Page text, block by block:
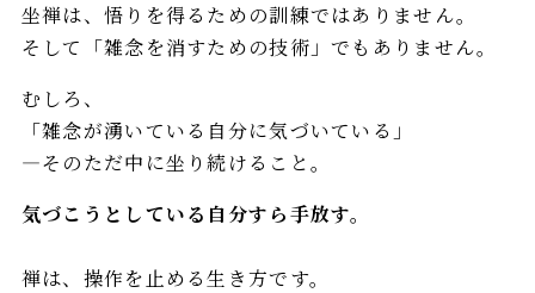
坐禅は、悟りを得るための訓練ではありません。
そして「雑念を消すための技術」でもありません。
むしろ、
「雑念が湧いている自分に気づいている」
—そのただ中に坐り続けること。
気づこうとしている自分すら手放す。
禅は、操作を止める生き方です。